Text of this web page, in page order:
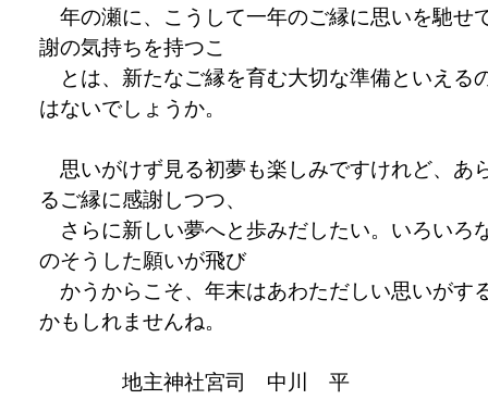
年の瀬に、こうして一年のご縁に思いを馳せ
謝の気持ちを持つこ
とは、新たなご縁を育む大切な準備といえる
はないでしょうか。
思いがけず見る初夢も楽しみですけれど、あ
るご縁に感謝しつつ、
さらに新しい夢へと歩みだしたい。いろいろ
のそうした願いが飛び
かうからこそ、年末はあわただしい思いがす
かもしれませんね。
地主神社宮司 中川 平